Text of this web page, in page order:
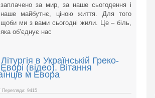
заплачено за мир, за наше сьогодення і
наше майбутнє, ціною життя. Для того
щоби ми з вами сьогодні жили. Це – біль,
яка об’єднує нас
в Українській Греко-
(відео). Вітання
м Евора
Перегляди: 9415